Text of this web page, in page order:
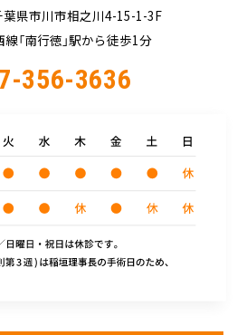
県市川市相之川4-15-1-3F
「南行徳」駅から徒歩1分
356-3636